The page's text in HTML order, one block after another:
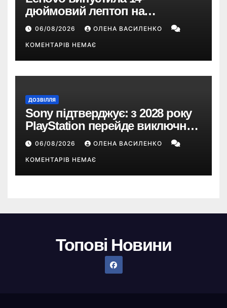
дюймовий лептоп на
Snapdragon X2 з автономністю
понад 33 години
06/08/2026 ОЛЕНА ВАСИЛЕНКО
КОМЕНТАРІВ НЕМАЄ
ДОЗВІЛЛЯ
Sony підтверджує: з 2028 року
PlayStation перейде виключно
на цифрові ігри
06/08/2026 ОЛЕНА ВАСИЛЕНКО
КОМЕНТАРІВ НЕМАЄ
Топові Новини